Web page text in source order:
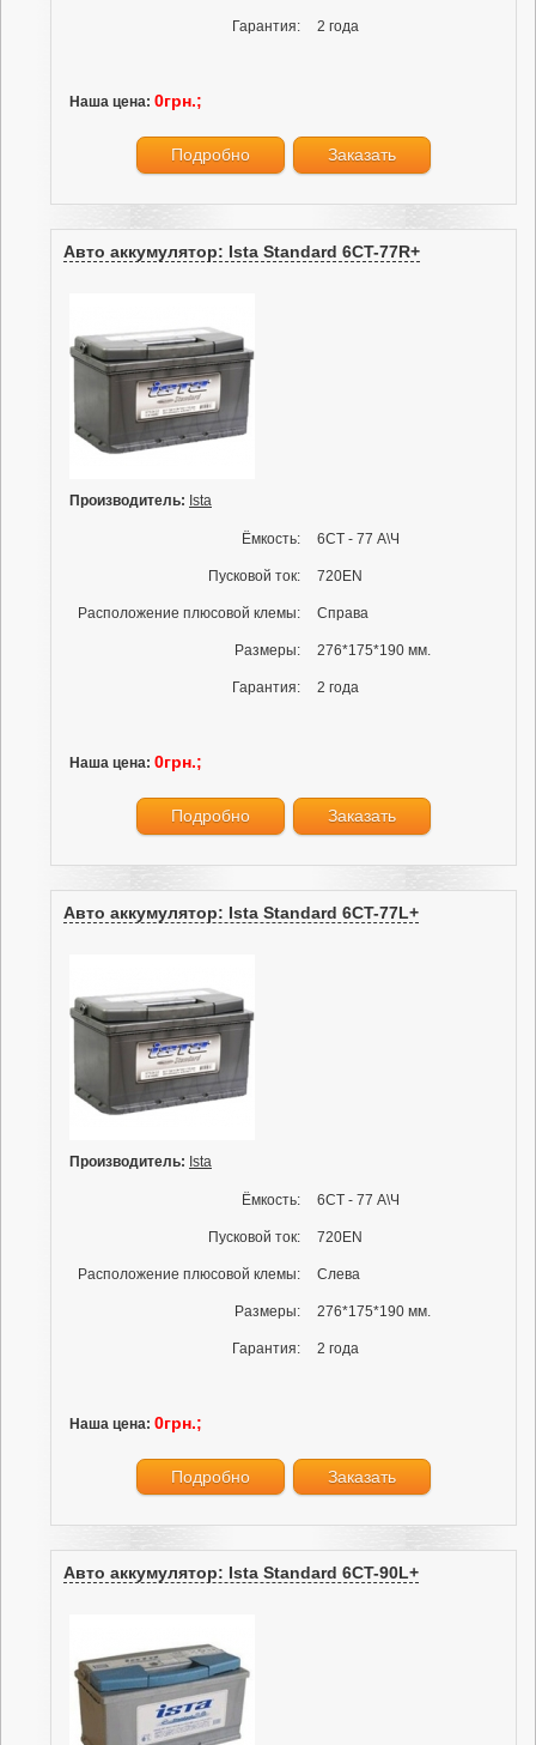
Гарантия: 2 года
Наша цена: 0грн.;
Подробно Заказать
Авто аккумулятор: Ista Standard 6CT-77R+
Производитель: Ista
Ёмкость: 6СТ - 77 А\Ч
Пусковой ток: 720EN
Расположение плюсовой клемы: Справа
Размеры: 276*175*190 мм.
Гарантия: 2 года
Наша цена: 0грн.;
Подробно Заказать
Авто аккумулятор: Ista Standard 6CT-77L+
Производитель: Ista
Ёмкость: 6СТ - 77 А\Ч
Пусковой ток: 720EN
Расположение плюсовой клемы: Слева
Размеры: 276*175*190 мм.
Гарантия: 2 года
Наша цена: 0грн.;
Подробно Заказать
Авто аккумулятор: Ista Standard 6CT-90L+